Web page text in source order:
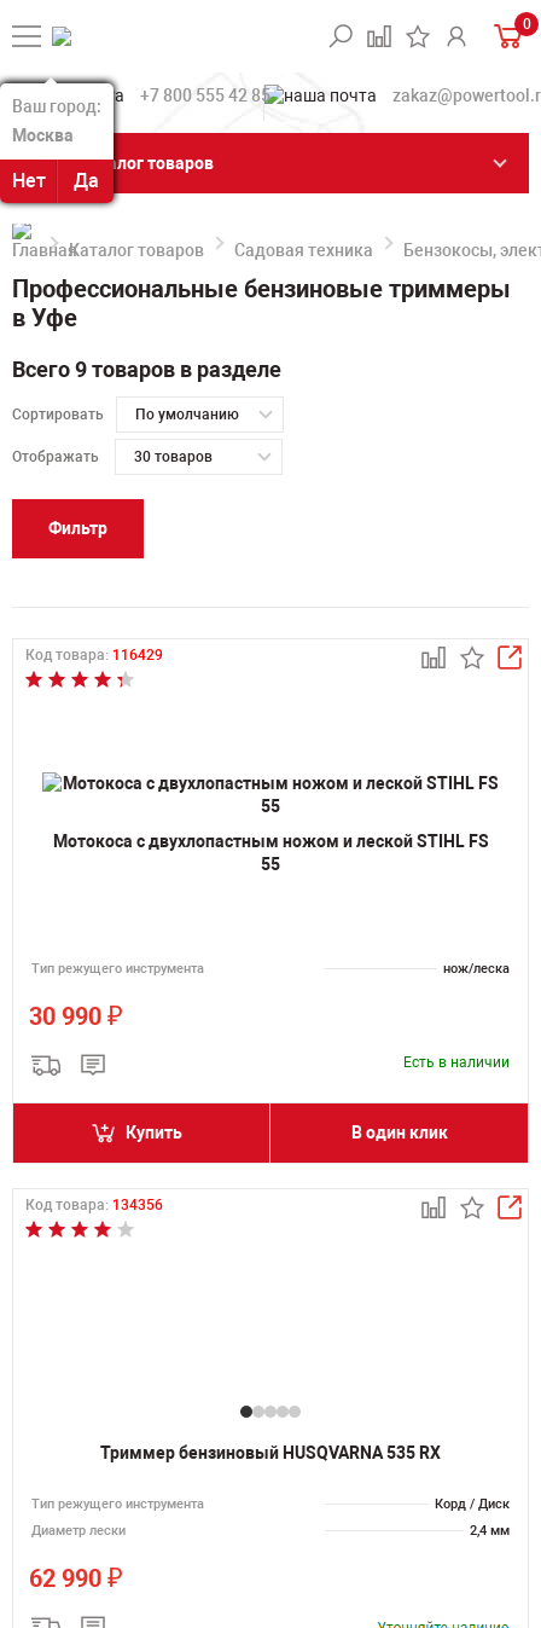
Ваш город:
Москва
Нет Да
Ваш город:
Москва
Нет Да
0
+7 800 555 42 85
Каталог товаров
Каталог товаров Садовая техника Бензокосы,
Профессиональные бензиновые триммеры
в Уфе
Всего 9 товаров в разделе
Сортировать По умолчанию
Отображать 30 товаров
Фильтр
Код товара: 116429
Мотокоса c двухлопастным ножом и леской STIHL FS
55
Тип режущего инструмента нож/леска
30 990 ₽
Есть в наличии
Купить В один клик
Код товара: 134356
Триммер бензиновый HUSQVARNA 535 RX
Тип режущего инструмента
Корд / Диск
Диаметр лески
2,4 мм
62 990 ₽